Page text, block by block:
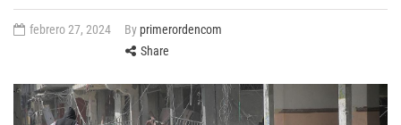
febrero 27, 2024 By primerordencom
Share